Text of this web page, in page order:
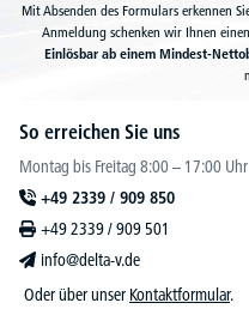
Mit Absenden des Formulars erkennen
Anmeldung schenken wir Ihnen
Einlösbar ab einem Mindest-
So erreichen Sie uns
Montag bis Freitag 8:00 – 17:00 Uhr
+49 2339 / 909 850
+49 2339 / 909 501
info@delta-v.de
Oder über unser Kontaktformular.